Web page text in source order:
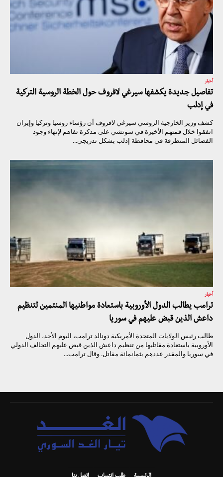
أخبار
تفاصيل جديدة يكشفها سيرغي لافروف حول الخطة الروسية التركية
في إدلب
كشف وزير الخارجية الروسي سيرغي لافروف أن رؤساء روسيا وتركيا وإيران
اتفقوا خلال قمتهم الأخيرة في سوتشي على مذكرة تفاهم لإنهاء وجود
الفصائل المتطرفة في محافظة إدلب بشكل تدريجي...
أخبار
ترامب يطالب الدول الأوروبية باستعادة مواطنيها المنتمين لتنظيم
داعش الذين قبض عليهم في سوريا
طالب رئيس الولايات المتحدة الأمريكية دونالد ترامب، اليوم الأحد، الدول
الأوروبية باستعادة مقاتليها من تنظيم داعش الذين قبض عليهم التحالف الدولي
في سوريا والمقدر عددهم بثمانمائة مقاتل. وقال ترامب...